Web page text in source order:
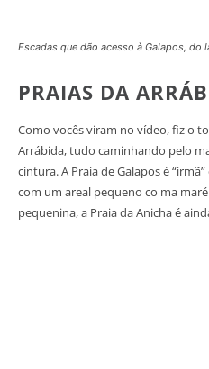
Escadas que dão acesso à Galapos, do
PRAIAS DA
Como vocês viram no vídeo, fiz o
Arrábida, tudo caminhando pelo
cintura. A Praia de Galapos é
com um areal pequeno co ma
pequenina, a Praia da Anicha é